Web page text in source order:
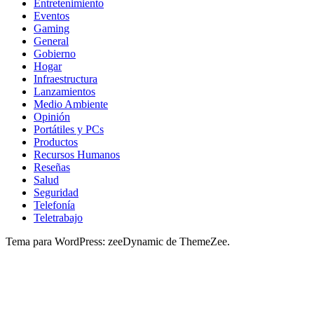
Entretenimiento
Eventos
Gaming
General
Gobierno
Hogar
Infraestructura
Lanzamientos
Medio Ambiente
Opinión
Portátiles y PCs
Productos
Recursos Humanos
Reseñas
Salud
Seguridad
Telefonía
Teletrabajo
Tema para WordPress: zeeDynamic de ThemeZee.